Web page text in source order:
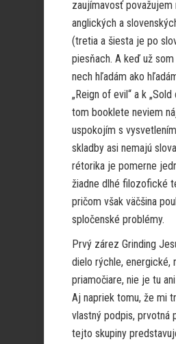
zaujímavosť považujem
anglických a
(tretia a šiesta je po
piesňach. A keď už
nech hľadám ako
„Reign of evil“ a k
tom booklete neviem
uspokojím s
skladby asi nemajú
rétorika je pomerne
žiadne dlhé filozofické
pričom však väčšina
spločenské problémy.
Prvý zárez Grinding
dielo rýchle, energické,
priamočiare, nie je tu
Aj napriek tomu, že mi
vlastný podpis, prvotná
tejto skupiny